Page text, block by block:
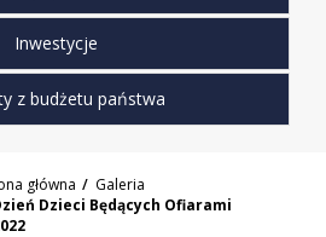
Inwestycje
z budżetu państwa
główna
Galeria
Dzieci Będących Ofiarami